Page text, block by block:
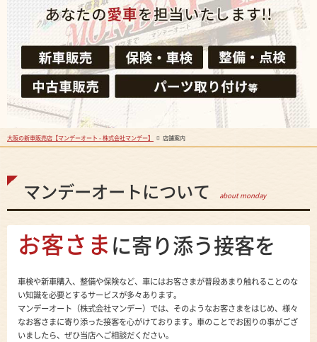
大阪の新車販売店【マンデーオート - 株式会社マンデー】 店舗案内
マンデーオートについて about monday
お客さま に寄り添う接客を
車検や新車購入、整備や保険など、車にはお客さまが普段あまり触れることのな
い知識を必要とするサービスが多々あります。
マンデーオート（株式会社マンデー）では、そのようなお客さまをはじめ、様々
なお客さまに寄り添った接客を心がけております。車のことでお困りの事がござ
いましたら、ぜひ当店へご相談だください。